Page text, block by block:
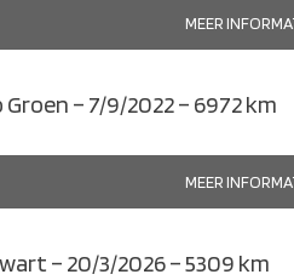
MEER
– 7/9/2022 – 6972 km
MEER
– 20/3/2026 – 5309 km